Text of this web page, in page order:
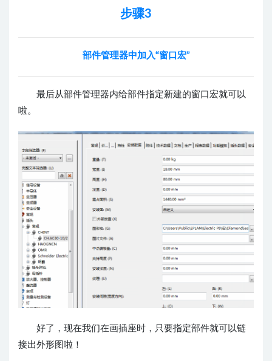
步骤3
部件管理器中加入“窗口宏”
最后从部件管理器内给部件指定新建的窗口宏就可以
啦。
好了，现在我们在画插座时，只要指定部件就可以链
接出外形图啦！